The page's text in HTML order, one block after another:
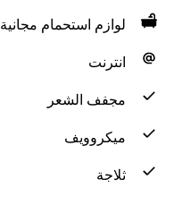
لوازم استحمام مجانية
انترنت
مجفف الشعر
ميكروويف
ثلاجة